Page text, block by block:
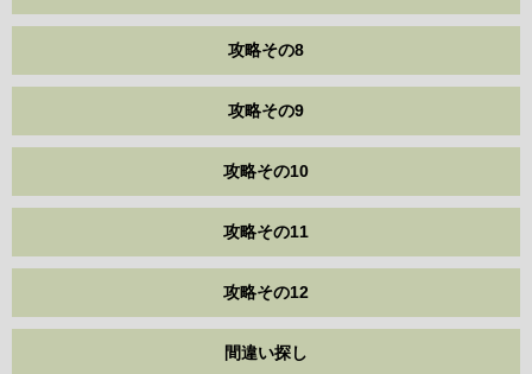
攻略その8
攻略その9
攻略その10
攻略その11
攻略その12
間違い探し